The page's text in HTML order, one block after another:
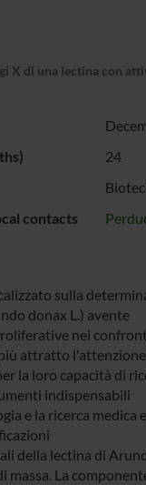
X di una lectina con
24
contacts
sulla
donax L.) avente
nei
attratto l'attenzione
la loro capacità di
indispensabili
e la ricerca
della lectina di
massa. La